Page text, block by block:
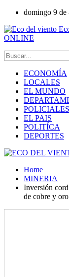
domingo 9 de
ONLINE
ECONOMÍA
LOCALES
EL MUNDO
POLICIALES
EL PAIS
POLITÍCA
DEPORTES
Home
MINERIA
Inversión
de cobre y